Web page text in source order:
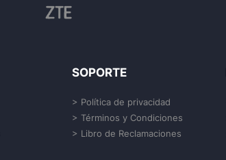
SOPORTE
> Política de privacidad
> Términos y Condiciones
> Libro de Reclamaciones